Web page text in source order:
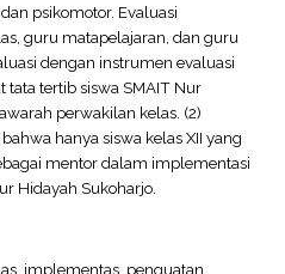
psikomotor. Evaluasi
guru matapelajaran, dan guru
dengan instrumen evaluasi
tata tertib siswa SMAIT Nur
perwakilan kelas. (2)
hanya siswa kelas XII yang
mentor dalam implementasi
Hidayah Sukoharjo.
implementas, penguatan